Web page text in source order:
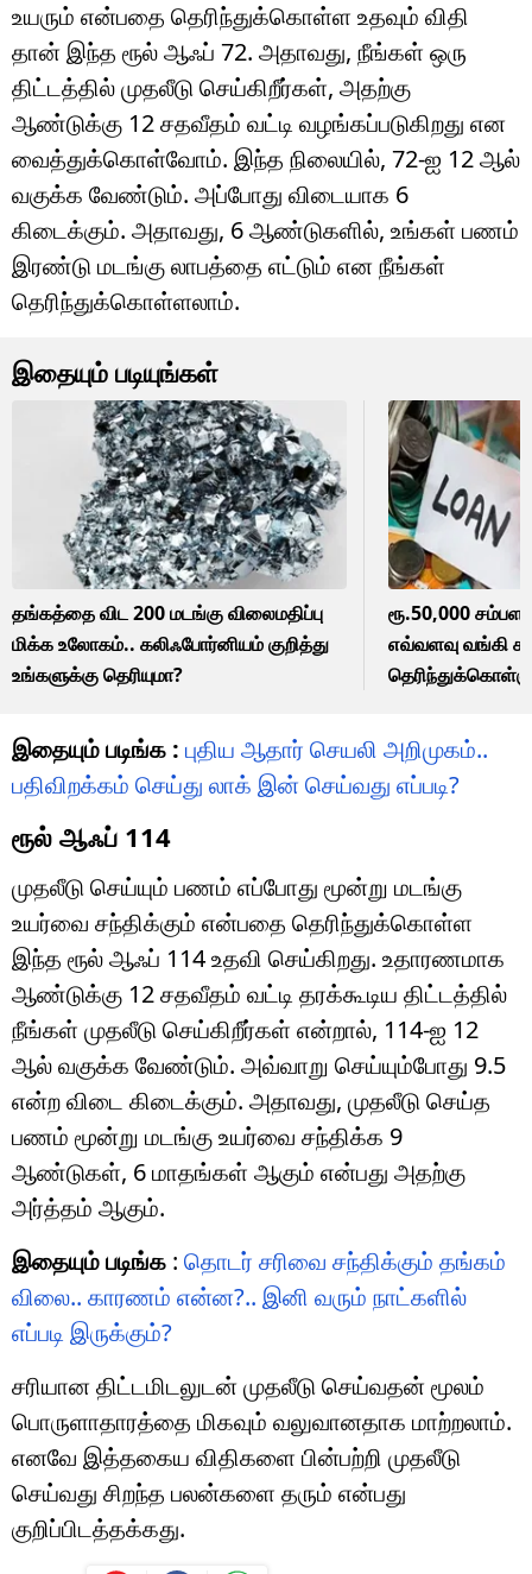
உயரும் என்பதை தெரிந்துக்கொள்ள உதவும் விதி
தான் இந்த ரூல் ஆஃப் 72. அதாவது, நீங்கள் ஒரு
திட்டத்தில் முதலீடு செய்கிறீர்கள், அதற்கு
ஆண்டுக்கு 12 சதவீதம் வட்டி வழங்கப்படுகிறது என
வைத்துக்கொள்வோம். இந்த நிலையில், 72-ஐ 12 ஆல்
வகுக்க வேண்டும். அப்போது விடையாக 6
கிடைக்கும். அதாவது, 6 ஆண்டுகளில், உங்கள் பணம்
இரண்டு மடங்கு லாபத்தை எட்டும் என நீங்கள்
தெரிந்துக்கொள்ளலாம்.
இதையும் படியுங்கள்
தங்கத்தை விட 200 மடங்கு விலைமதிப்பு
மிக்க உலோகம்.. கலிஃபோர்னியம் குறித்து
உங்களுக்கு தெரியுமா?
ரூ.50,000
எவ்வளவு வங்கி
இதையும் படிங்க : புதிய ஆதார் செயலி அறிமுகம்..
பதிவிறக்கம் செய்து லாக் இன் செய்வது எப்படி?
ரூல் ஆஃப் 114
முதலீடு செய்யும் பணம் எப்போது மூன்று மடங்கு
உயர்வை சந்திக்கும் என்பதை தெரிந்துக்கொள்ள
இந்த ரூல் ஆஃப் 114 உதவி செய்கிறது. உதாரணமாக
ஆண்டுக்கு 12 சதவீதம் வட்டி தரக்கூடிய திட்டத்தில்
நீங்கள் முதலீடு செய்கிறீர்கள் என்றால், 114-ஐ 12
ஆல் வகுக்க வேண்டும். அவ்வாறு செய்யும்போது 9.5
என்ற விடை கிடைக்கும். அதாவது, முதலீடு செய்த
பணம் மூன்று மடங்கு உயர்வை சந்திக்க 9
ஆண்டுகள், 6 மாதங்கள் ஆகும் என்பது அதற்கு
அர்த்தம் ஆகும்.
இதையும் படிங்க : தொடர் சரிவை சந்திக்கும் தங்கம்
விலை.. காரணம் என்ன?.. இனி வரும் நாட்களில்
எப்படி இருக்கும்?
சரியான திட்டமிடலுடன் முதலீடு செய்வதன் மூலம்
பொருளாதாரத்தை மிகவும் வலுவானதாக மாற்றலாம்.
எனவே இத்தகைய விதிகளை பின்பற்றி முதலீடு
செய்வது சிறந்த பலன்களை தரும் என்பது
குறிப்பிடத்தக்கது.